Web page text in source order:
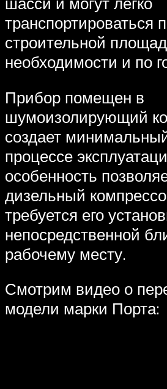
транспортироваться
строительной
необходимости и по
Прибор помещен в
шумоизолирующий
создает
процессе
особенность
дизельный
требуется его
непосредственной
рабочему месту.
Смотрим видео о
модели марки Порта: